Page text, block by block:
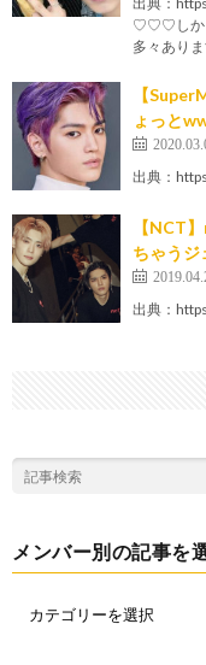
♡♡♡しか
多々あり
【
ょっと
出典：
【NCT
ちゃうジ
出典：
メンバー別の記事を